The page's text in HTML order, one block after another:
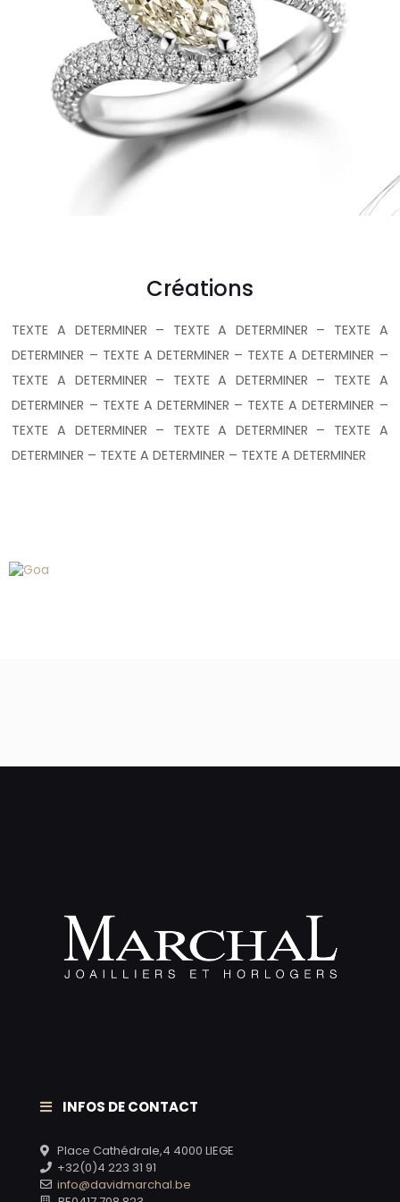
Créations
TEXTE A DETERMINER – TEXTE A DETERMINER – TEXTE A
DETERMINER – TEXTE A DETERMINER – TEXTE A DETERMINER –
TEXTE A DETERMINER – TEXTE A DETERMINER – TEXTE A
DETERMINER – TEXTE A DETERMINER – TEXTE A DETERMINER –
TEXTE A DETERMINER – TEXTE A DETERMINER – TEXTE A
DETERMINER – TEXTE A DETERMINER – TEXTE A DETERMINER
INFOS DE CONTACT
Place Cathédrale,4 4000 LIEGE
+32(0)4 223 31 91
info@davidmarchal.be